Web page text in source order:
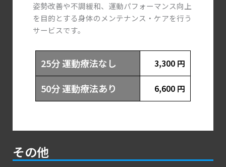
姿勢改善や不調緩和、運動パフォーマンス向上
を目的とする身体のメンテナンス・ケアを行う
サービスです。
25分 運動療法なし 3,300 円
50分 運動療法あり 6,600 円
その他